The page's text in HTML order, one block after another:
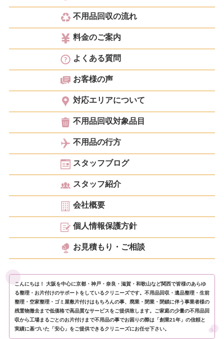
不用品回収の流れ
料金のご案内
よくある質問
お客様の声
対応エリアについて
不用品回収対象品目
不用品の行方
スタッフブログ
スタッフ紹介
会社概要
個人情報保護方針
お見積もり・ご相談
こんにちは！ 大阪を中心に京都・神戸・奈良・滋賀・和歌山など関西で皆様のあらゆ
る整理・お片付けのサポートをしているクリニーズです。不用品回収・遺品整理・生前
整理・空家整理・ゴミ屋敷片付けはもちろんの事、廃業・閉業・閉鎖に伴う事業者様の
残置物撤去まで低価格で高品質なサービスをご提供致します。ご家庭の少量の不用品回
収から工場まるごとのお片付けまで不用品の事でお困りの際は「創業21年」の信頼と
実績に基づいた「安心」をご提供できるクリニーズにお任せ下さい。